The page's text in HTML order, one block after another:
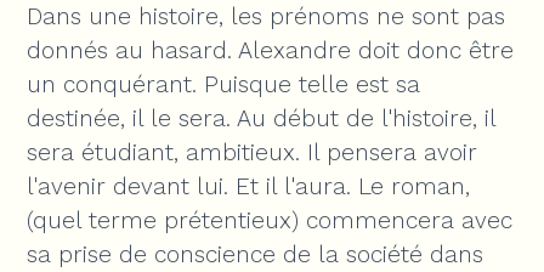
Dans une histoire, les prénoms ne sont pas
donnés au hasard. Alexandre doit donc être
un conquérant. Puisque telle est sa
destinée, il le sera. Au début de l'histoire, il
sera étudiant, ambitieux. Il pensera avoir
l'avenir devant lui. Et il l'aura. Le roman,
(quel terme prétentieux) commencera avec
sa prise de conscience de la société dans